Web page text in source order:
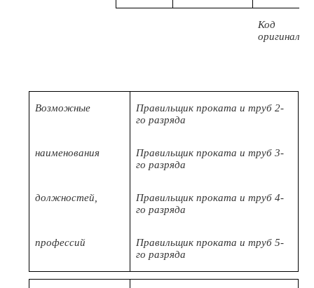
Код
оригинала
Возможные
Правильщик проката и труб 2-
го разряда
наименования
Правильщик проката и труб 3-
го разряда
должностей,
Правильщик проката и труб 4-
го разряда
профессий
Правильщик проката и труб 5-
го разряда